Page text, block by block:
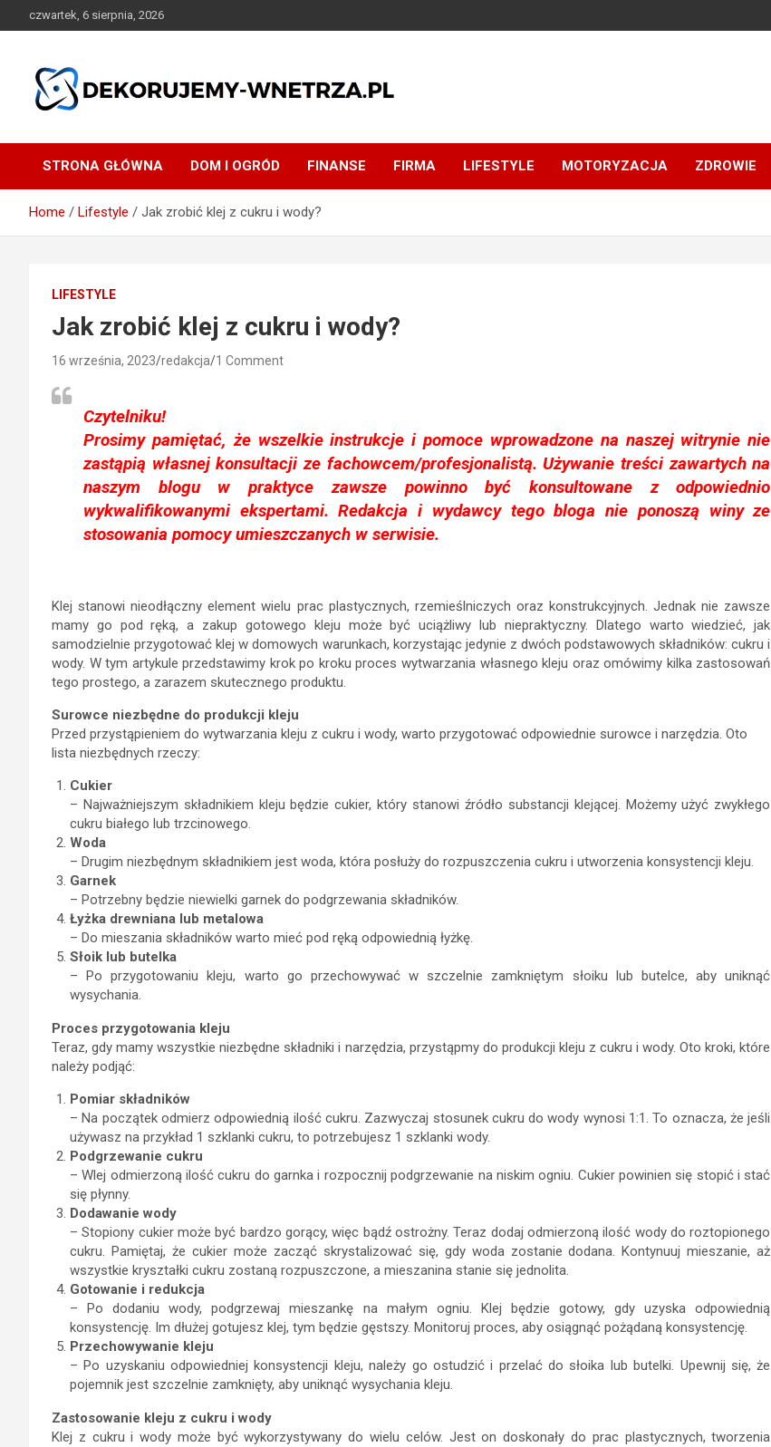
to
czwartek, 6 sierpnia, 2026
dekorujemy-wnetrza.pl
STRONA GŁÓWNA DOM I OGRÓD FINANSE FIRMA LIFESTYLE MOTORYZACJA ZDROWIE
Home Lifestyle Jak zrobić klej z cukru i wody?
LIFESTYLE
Jak zrobić klej z cukru i wody?
16 września, 2023 redakcja 1 Comment
Czytelniku!
Prosimy pamiętać, że wszelkie instrukcje i pomoce wprowadzone na naszej witrynie nie
zastąpią własnej konsultacji ze fachowcem/profesjonalistą. Używanie treści zawartych na
naszym blogu w praktyce zawsze powinno być konsultowane z odpowiednio
wykwalifikowanymi ekspertami. Redakcja i wydawcy tego bloga nie ponoszą winy ze
stosowania pomocy umieszczanych w serwisie.
Klej stanowi nieodłączny element wielu prac plastycznych, rzemieślniczych oraz konstrukcyjnych. Jednak nie zawsze
mamy go pod ręką, a zakup gotowego kleju może być uciążliwy lub niepraktyczny. Dlatego warto wiedzieć, jak
samodzielnie przygotować klej w domowych warunkach, korzystając jedynie z dwóch podstawowych składników: cukru i
wody. W tym artykule przedstawimy krok po kroku proces wytwarzania własnego kleju oraz omówimy kilka zastosowań
tego prostego, a zarazem skutecznego produktu.
Surowce niezbędne do produkcji kleju
Przed przystąpieniem do wytwarzania kleju z cukru i wody, warto przygotować odpowiednie surowce i narzędzia. Oto
lista niezbędnych rzeczy:
Cukier
– Najważniejszym składnikiem kleju będzie cukier, który stanowi źródło substancji klejącej. Możemy użyć zwykłego
cukru białego lub trzcinowego.
Woda
– Drugim niezbędnym składnikiem jest woda, która posłuży do rozpuszczenia cukru i utworzenia konsystencji kleju.
Garnek
– Potrzebny będzie niewielki garnek do podgrzewania składników.
Łyżka drewniana lub metalowa
– Do mieszania składników warto mieć pod ręką odpowiednią łyżkę.
Słoik lub butelka
– Po przygotowaniu kleju, warto go przechowywać w szczelnie zamkniętym słoiku lub butelce, aby uniknąć
wysychania.
Proces przygotowania kleju
Teraz, gdy mamy wszystkie niezbędne składniki i narzędzia, przystąpmy do produkcji kleju z cukru i wody. Oto kroki, które
należy podjąć:
Pomiar składników
– Na początek odmierz odpowiednią ilość cukru. Zazwyczaj stosunek cukru do wody wynosi 1:1. To oznacza, że jeśli
używasz na przykład 1 szklanki cukru, to potrzebujesz 1 szklanki wody.
Podgrzewanie cukru
– Wlej odmierzoną ilość cukru do garnka i rozpocznij podgrzewanie na niskim ogniu. Cukier powinien się stopić i stać
się płynny.
Dodawanie wody
– Stopiony cukier może być bardzo gorący, więc bądź ostrożny. Teraz dodaj odmierzoną ilość wody do roztopionego
cukru. Pamiętaj, że cukier może zacząć skrystalizować się, gdy woda zostanie dodana. Kontynuuj mieszanie, aż
wszystkie kryształki cukru zostaną rozpuszczone, a mieszanina stanie się jednolita.
Gotowanie i redukcja
– Po dodaniu wody, podgrzewaj mieszankę na małym ogniu. Klej będzie gotowy, gdy uzyska odpowiednią
konsystencję. Im dłużej gotujesz klej, tym będzie gęstszy. Monitoruj proces, aby osiągnąć pożądaną konsystencję.
Przechowywanie kleju
– Po uzyskaniu odpowiedniej konsystencji kleju, należy go ostudzić i przelać do słoika lub butelki. Upewnij się, że
pojemnik jest szczelnie zamknięty, aby uniknąć wysychania kleju.
Zastosowanie kleju z cukru i wody
Klej z cukru i wody może być wykorzystywany do wielu celów. Jest on doskonały do prac plastycznych, tworzenia